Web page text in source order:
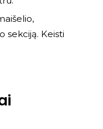
sekciją. Keisti